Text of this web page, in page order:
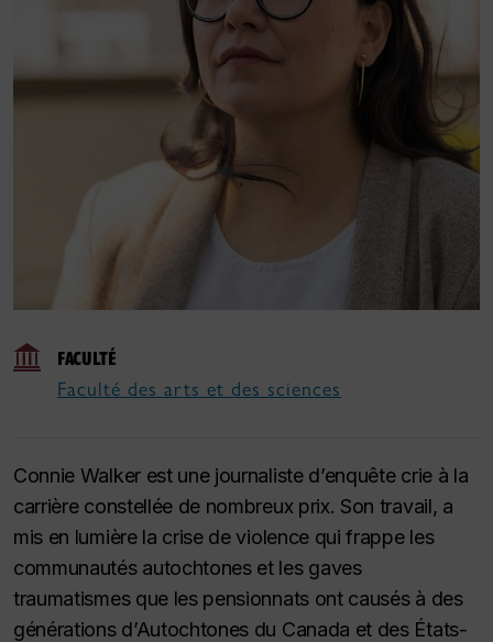
FACULTÉ
Faculté des arts et des sciences
Connie Walker est une journaliste d’enquête crie à la
carrière constellée de nombreux prix. Son travail, a
mis en lumière la crise de violence qui frappe les
communautés autochtones et les gaves
traumatismes que les pensionnats ont causés à des
générations d’Autochtones du Canada et des États-